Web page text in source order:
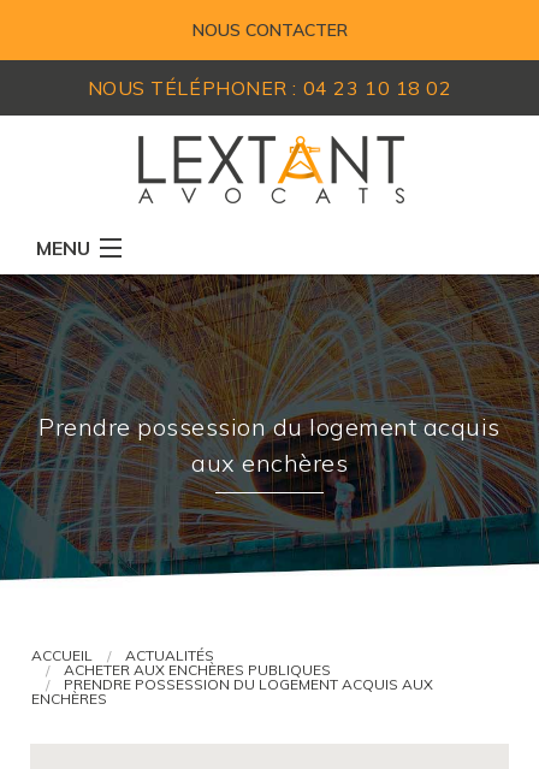
NOUS CONTACTER
NOUS TÉLÉPHONER : 04 23 10 18 02
MENU
RÉSEAU D'AVOCATS
MEMBRES
EXPERTISES
ACTUALITÉS
LEXIQUE
VOUS ÊTES AVOCAT ?
Prendre possession du logement acquis
aux enchères
ACCUEIL
ACTUALITÉS
ACHETER AUX ENCHÈRES PUBLIQUES
PRENDRE POSSESSION DU LOGEMENT ACQUIS AUX
ENCHÈRES